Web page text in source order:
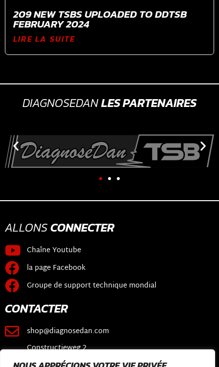
209 NEW TSBS UPLOADED TO DDTSB
FEBRUARY 2024
LIRE LA SUITE
DIAGNOSEDANLES PARTENAIRES
ALLONSCONNECTER
Chaîne Youtube
la page Facebook
Groupe de support technique mondial
CONTACTER
shop@diagnosedan.com
Constructieweg 2
3641 SB Mijdrecht